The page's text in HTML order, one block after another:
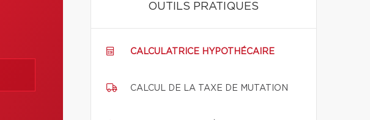
OUTILS PRATIQUES
CALCULATRICE HYPOTHÉCAIRE
CALCUL DE LA TAXE DE MUTATION